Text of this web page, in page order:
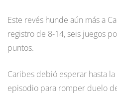
Este revés hunde aún más a
registro de 8-14, seis juegos
puntos.
Caribes debió esperar hasta
episodio para romper duelo